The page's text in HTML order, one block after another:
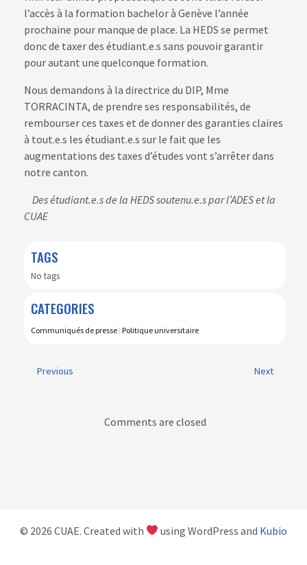
l’accès à la formation bachelor à Genève l’année
prochaine pour manque de place. La HEDS se permet
donc de taxer des étudiant.e.s sans pouvoir garantir
pour autant une quelconque formation.
Nous demandons à la directrice du DIP, Mme
TORRACINTA, de prendre ses responsabilités, de
rembourser ces taxes et de donner des garanties claires
à tout.e.s les étudiant.e.s sur le fait que les
augmentations des taxes d’études vont s’arrêter dans
notre canton.
Des étudiant.e.s de la HEDS soutenu.e.s par l’ADES et la
CUAE
TAGS
No tags
CATEGORIES
Communiqués de presse | Politique universitaire
Previous Next
Comments are closed
© 2026 CUAE. Created with using WordPress and Kubio